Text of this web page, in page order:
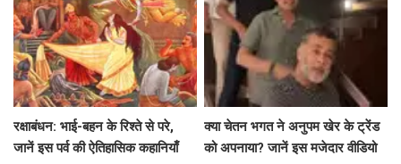
रक्षाबंधन: भाई-बहन के रिश्ते से परे,
जानें इस पर्व की ऐतिहासिक कहानियाँ
क्या चेतन भगत ने अनुपम खेर के ट्रेंड
को अपनाया? जानें इस मजेदार वीडियो